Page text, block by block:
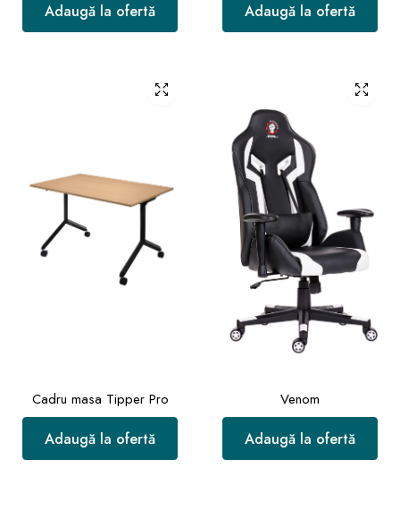
Adaugă la ofertă Adaugă la ofertă
Cadru masa Tipper Pro
Adaugă la ofertă
Venom
Adaugă la ofertă